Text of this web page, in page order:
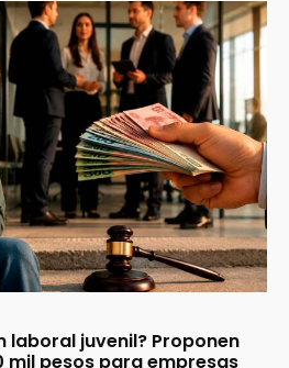
laboral juvenil? Proponen
mil pesos para empresas